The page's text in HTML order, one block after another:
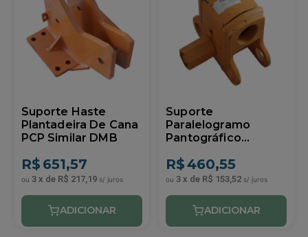
Suporte Haste
Plantadeira De Cana
PCP Similar DMB
R$ 651,57
3 x de R$ 217,19
Suporte
Paralelogramo
Pantográfico
Similar DMB
R$460,55
3 x de R$ 153,52